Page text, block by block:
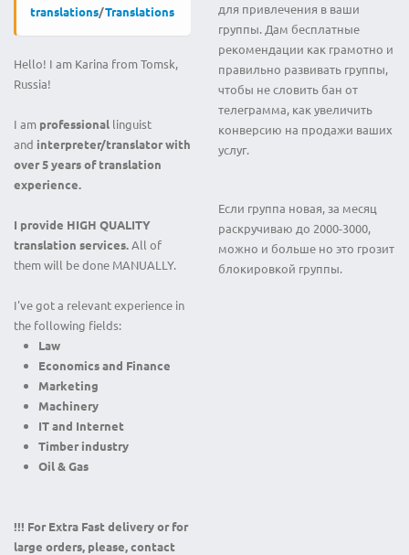
translations/Translations
Hello! I am Karina from Tomsk,
Russia!
I am professional linguist
and interpreter/translator with
over 5 years of translation
experience.
I provide HIGH QUALITY
translation services.All of
them will be done MANUALLY.
I've got a relevant experience in
the following fields:
Law
Economics and Finance
Marketing
Machinery
IT and Internet
Timber industry
Oil & Gas
!!! For Extra Fast delivery or for
large orders, please, contact
для привлечения в ваши
группы. Дам бесплатные
рекомендации как грамотно и
правильно развивать группы,
чтобы не словить бан от
телеграмма, как увеличить
конверсию на продажи ваших
услуг.
Если группа новая, за месяц
раскручиваю до 2000-3000,
можно и больше но это грозит
блокировкой группы.